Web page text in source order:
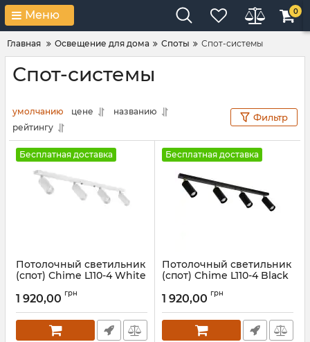
Меню 0
Главная Освещение для дома Споты Спот-системы
Спот-системы
умолчанию цене
названию
рейтингу
Фильтр
Бесплатная доставка
Потолочный светильник
(спот) Chime L110-4 White
1 920,00 грн
Бесплатная доставка
Потолочный светильник
(спот) Chime L110-4 Black
1 920,00 грн